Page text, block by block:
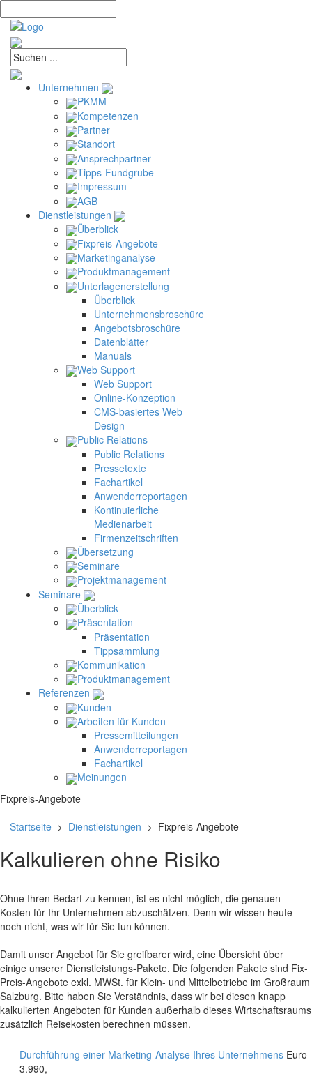
Unternehmen
PKMM
Kompetenzen
Partner
Standort
Ansprechpartner
Tipps-Fundgrube
Impressum
AGB
Dienstleistungen
Überblick
Fixpreis-Angebote
Marketinganalyse
Produktmanagement
Unterlagenerstellung
Überblick
Unternehmensbroschüre
Angebotsbroschüre
Datenblätter
Manuals
Web Support
Web Support
Online-Konzeption
CMS-basiertes Web
Design
Public Relations
Public Relations
Pressetexte
Fachartikel
Anwenderreportagen
Kontinuierliche
Medienarbeit
Firmenzeitschriften
Übersetzung
Seminare
Projektmanagement
Seminare
Überblick
Präsentation
Präsentation
Tippsammlung
Kommunikation
Produktmanagement
Referenzen
Kunden
Arbeiten für Kunden
Pressemitteilungen
Anwenderreportagen
Fachartikel
Meinungen
Fixpreis-Angebote
Startseite > Dienstleistungen > Fixpreis-Angebote
Kalkulieren ohne Risiko
Ohne Ihren Bedarf zu kennen, ist es nicht möglich, die genauen
Kosten für Ihr Unternehmen abzuschätzen. Denn wir wissen heute
noch nicht, was wir für Sie tun können.
Damit unser Angebot für Sie greifbarer wird, eine Übersicht über
einige unserer Dienstleistungs-Pakete. Die folgenden Pakete sind Fix-
Preis-Angebote exkl. MWSt. für Klein- und Mittelbetriebe im Großraum
Salzburg. Bitte haben Sie Verständnis, dass wir bei diesen knapp
kalkulierten Angeboten für Kunden außerhalb dieses Wirtschaftsraums
zusätzlich Reisekosten berechnen müssen.
Durchführung einer Marketing-Analyse Ihres Unternehmens Euro
3.990,–